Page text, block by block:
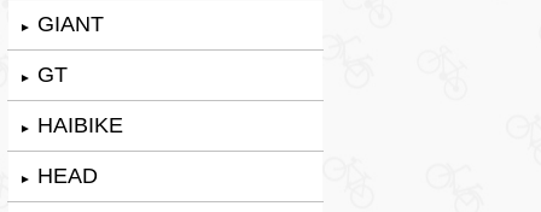
► GIANT
► GT
► HAIBIKE
► HEAD